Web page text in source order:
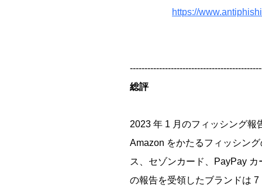
https://
総評
2023 年 1 月のフィッシング報
Amazon をかたるフィッシン
ス、セゾンカード、PayPay
の報告を受領したブランドは